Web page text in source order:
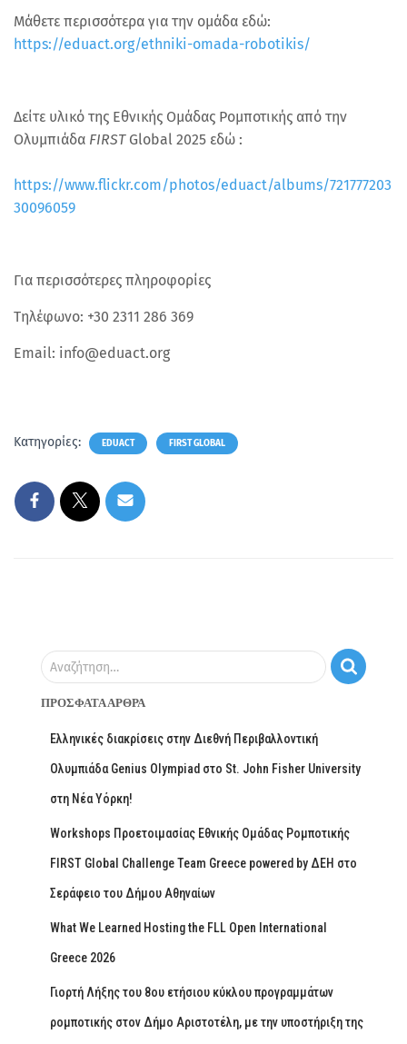
Μάθετε περισσότερα για την ομάδα εδώ:
https://eduact.org/ethniki-omada-robotikis/
Δείτε υλικό της Εθνικής Ομάδας Ρομποτικής από την
Ολυμπιάδα FIRST Global 2025 εδώ :
https://www.flickr.com/photos/eduact/albums/721777203
30096059
Για περισσότερες πληροφορίες
Τηλέφωνο: +30 2311 286 369
Email: info@eduact.org
Κατηγορίες: EDUACT FIRST GLOBAL
Αναζήτηση…
ΠΡΌΣΦΑΤΑ ΆΡΘΡΑ
Ελληνικές διακρίσεις στην Διεθνή Περιβαλλοντική
Ολυμπιάδα Genius Olympiad στο St. John Fisher University
στη Νέα Υόρκη!
Workshops Προετοιμασίας Εθνικής Ομάδας Ρομποτικής
FIRST Global Challenge Team Greece powered by ΔΕΗ στο
Σεράφειο του Δήμου Αθηναίων
What We Learned Hosting the FLL Open International
Greece 2026
Γιορτή Λήξης του 8ου ετήσιου κύκλου προγραμμάτων
ρομποτικής στον Δήμο Αριστοτέλη, με την υποστήριξη της